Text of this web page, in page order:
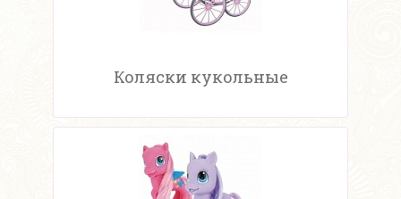
Коляски кукольные